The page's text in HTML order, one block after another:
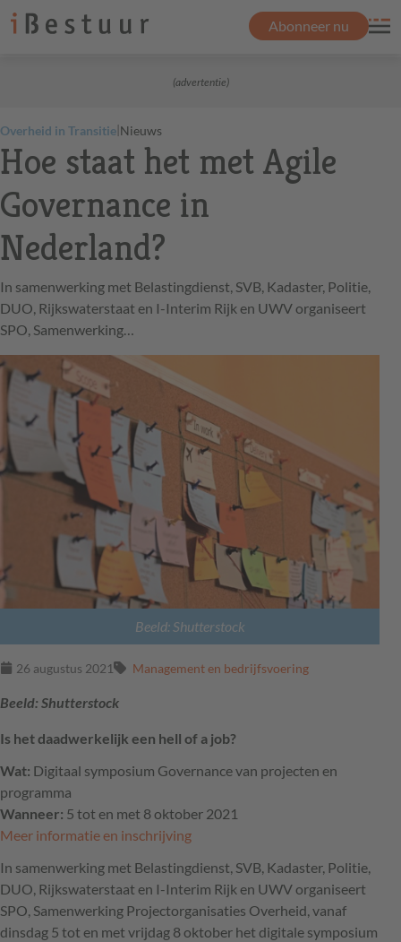
Abonneer nu
(advertentie)
Overheid in Transitie|Nieuws
Hoe staat het met Agile
Governance in
Nederland?
In samenwerking met Belastingdienst, SVB, Kadaster, Politie,
DUO, Rijkswaterstaat en I-Interim Rijk en UWV organiseert
SPO, Samenwerking…
Beeld: Shutterstock
26 augustus 2021 Management en bedrijfsvoering
Beeld: Shutterstock
Is het daadwerkelijk een hell of a job?
Wat: Digitaal symposium Governance van projecten en
programma
Wanneer: 5 tot en met 8 oktober 2021
Meer informatie en inschrijving
In samenwerking met Belastingdienst, SVB , Kadaster, Politie,
DUO , Rijkswaterstaat en I-Interim Rijk en UWV organiseert
SPO , Samenwerking Projectorganisaties Overheid, vanaf
dinsdag 5 tot en met vrijdag 8 oktober het digitale symposium